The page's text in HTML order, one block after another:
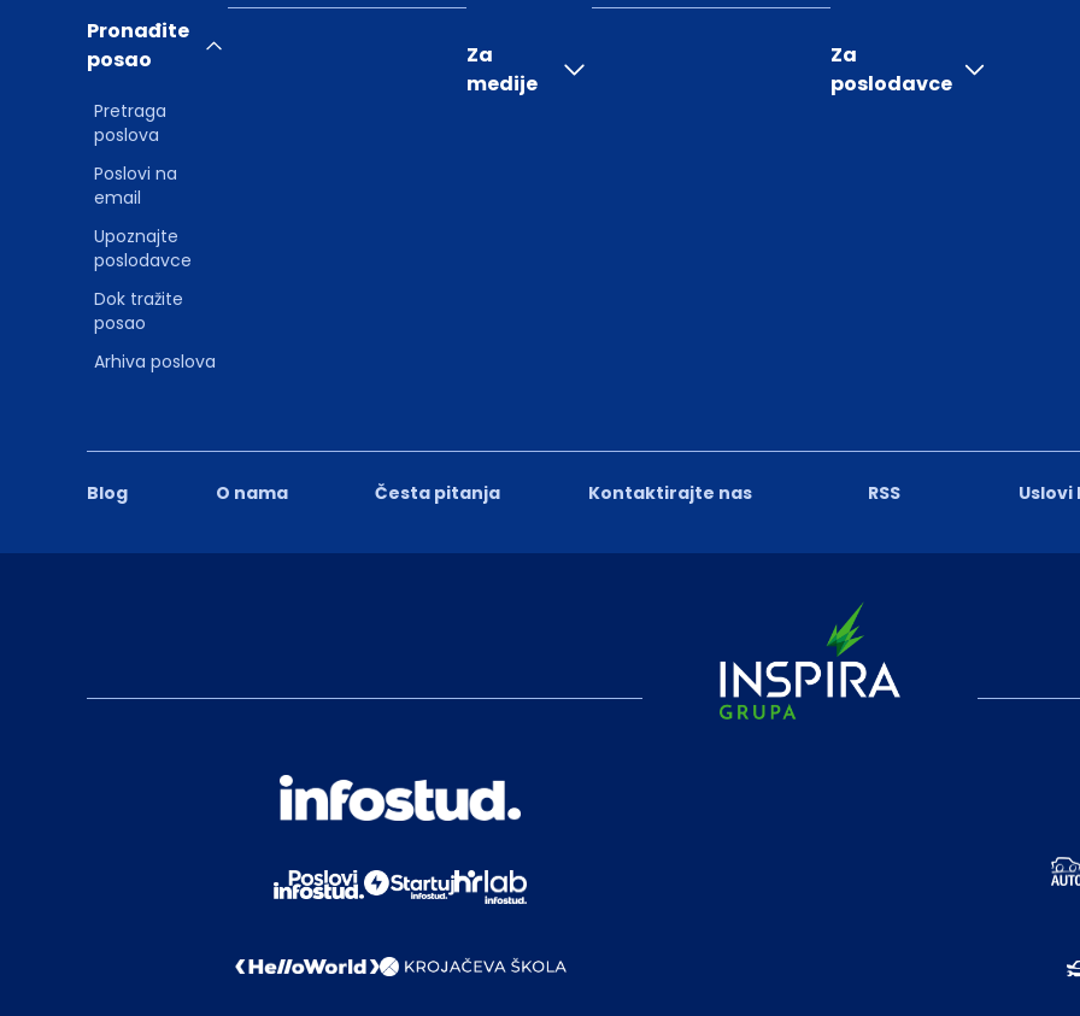
Blog O nama Česta pitanja Kontaktirajte nas RSS
Pronađite
posao
Pretraga
poslova
Poslovi na
email
Upoznajte
poslodavce
Dok tražite
posao
Arhiva poslova
Za
medije
Za
poslodavce